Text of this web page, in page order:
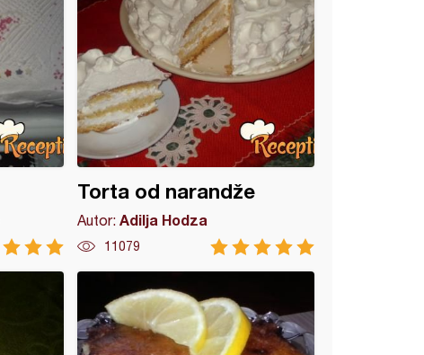
Torta od narandže
Autor:Adilja Hodza
11079